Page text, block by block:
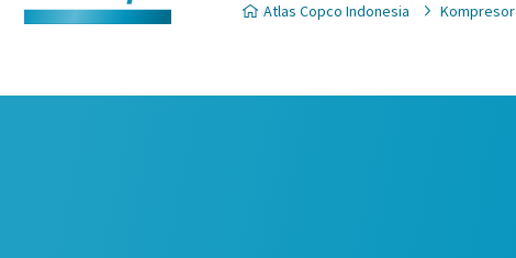
Atlas Copco Indonesia Kompresor